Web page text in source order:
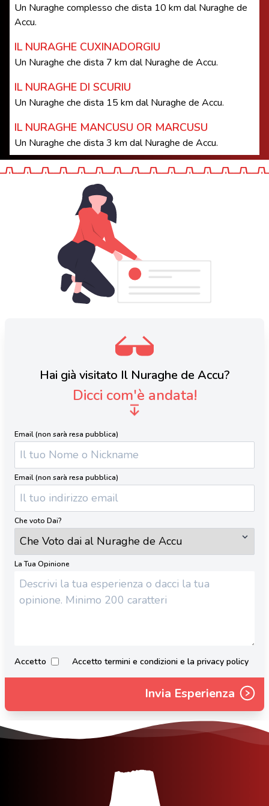
Un Nuraghe complesso che dista 10 km dal Nuraghe de
Accu.
IL NURAGHE CUXINADORGIU
Un Nuraghe che dista 7 km dal Nuraghe de Accu.
IL NURAGHE DI SCURIU
Un Nuraghe che dista 15 km dal Nuraghe de Accu.
IL NURAGHE MANCUSU OR MARCUSU
Un Nuraghe che dista 3 km dal Nuraghe de Accu.
Hai già visitato Il Nuraghe de Accu?
Dicci com'è andata!
Email (non sarà resa pubblica)
Email (non sarà resa pubblica)
Che voto Dai?
La Tua Opinione
Accetto Accetto termini e condizioni e la privacy policy
Invia Esperienza